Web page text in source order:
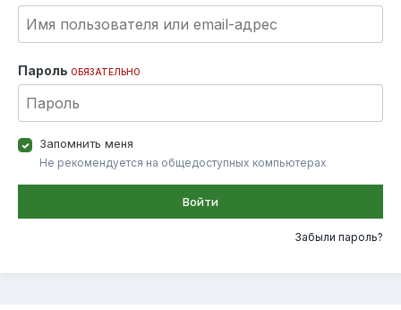
Пароль ОБЯЗАТЕЛЬНО
Запомнить меня
Не рекомендуется на общедоступных компьютерах
Войти
Забыли пароль?